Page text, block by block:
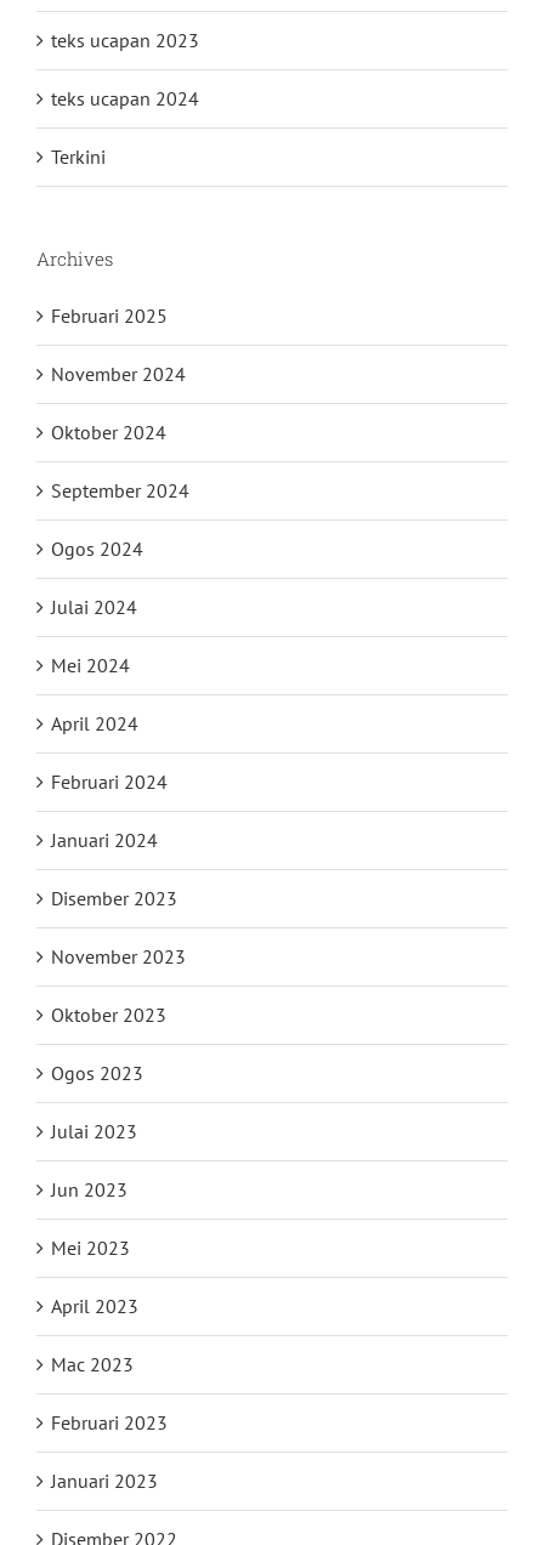
teks ucapan 2023
teks ucapan 2024
Terkini
Archives
Februari 2025
November 2024
Oktober 2024
September 2024
Ogos 2024
Julai 2024
Mei 2024
April 2024
Februari 2024
Januari 2024
Disember 2023
November 2023
Oktober 2023
Ogos 2023
Julai 2023
Jun 2023
Mei 2023
April 2023
Mac 2023
Februari 2023
Januari 2023
Disember 2022